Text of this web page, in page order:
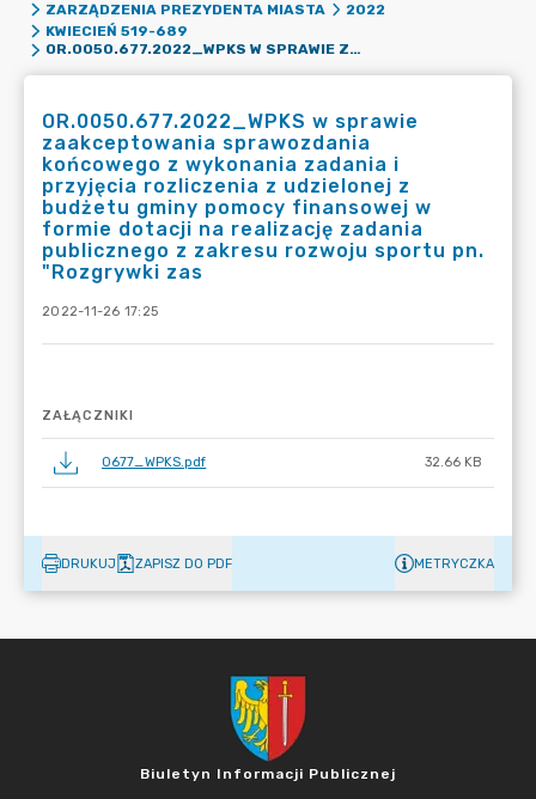
ZARZĄDZENIA PREZYDENTA MIASTA
2022
KWIECIEŃ 519-689
OR.0050.677.2022_WPKS W SPRAWIE ZAAKCEPTOWANIA SPRAWOZDANIA KOŃCOWEGO Z WYKONANIA ZADANIA I PRZYJĘCIA ROZLICZENIA Z UDZIELONEJ Z BUDŻETU GMINY POMOCY FINANSOWEJ W FORMIE DOTACJI NA REALIZACJĘ ZADANIA PUBLICZNEGO Z ZAKRESU ROZWOJU SPORTU PN. "ROZGRYWKI ZAS
OR.0050.677.2022_WPKS w sprawie
zaakceptowania sprawozdania
końcowego z wykonania zadania i
przyjęcia rozliczenia z udzielonej z
budżetu gminy pomocy finansowej w
formie dotacji na realizację zadania
publicznego z zakresu rozwoju sportu pn.
"Rozgrywki zas
2022-11-26 17:25
ZAŁĄCZNIKI
0677_WPKS.pdf 32.66 KB
DRUKUJ ZAPISZ DO PDF METRYCZKA
Biuletyn Informacji Publicznej